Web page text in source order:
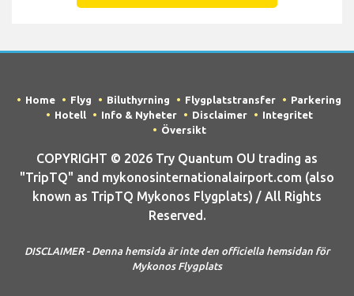
Home Flyg Biluthyrning Flygplatstransfer
Parkering
Hotell
Info & Nyheter Disclaimer
Integritet
Översikt
COPYRIGHT © 2026 Try Quantum OU trading as
"TripTQ" and mykonosinternationalairport.com (also
known as TripTQ Mykonos Flygplats) / All Rights
Reserved.
DISCLAIMER - Denna hemsida är inte den officiella hemsidan för
Mykonos Flygplats